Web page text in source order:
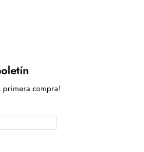
primera compra!